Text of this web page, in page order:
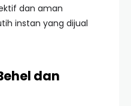
dan aman
instan yang dijual
dan